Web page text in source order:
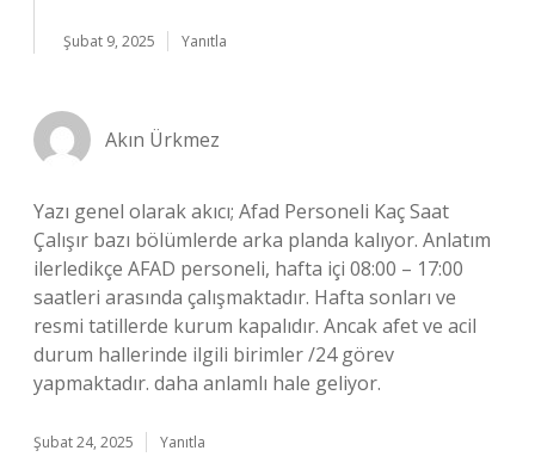
Şubat 9, 2025 Yanıtla
Akın Ürkmez
Yazı genel olarak akıcı; Afad Personeli Kaç Saat
Çalışır bazı bölümlerde arka planda kalıyor. Anlatım
ilerledikçe AFAD personeli, hafta içi 08:00 – 17:00
saatleri arasında çalışmaktadır. Hafta sonları ve
resmi tatillerde kurum kapalıdır. Ancak afet ve acil
durum hallerinde ilgili birimler /24 görev
yapmaktadır. daha anlamlı hale geliyor.
Şubat 24, 2025 Yanıtla